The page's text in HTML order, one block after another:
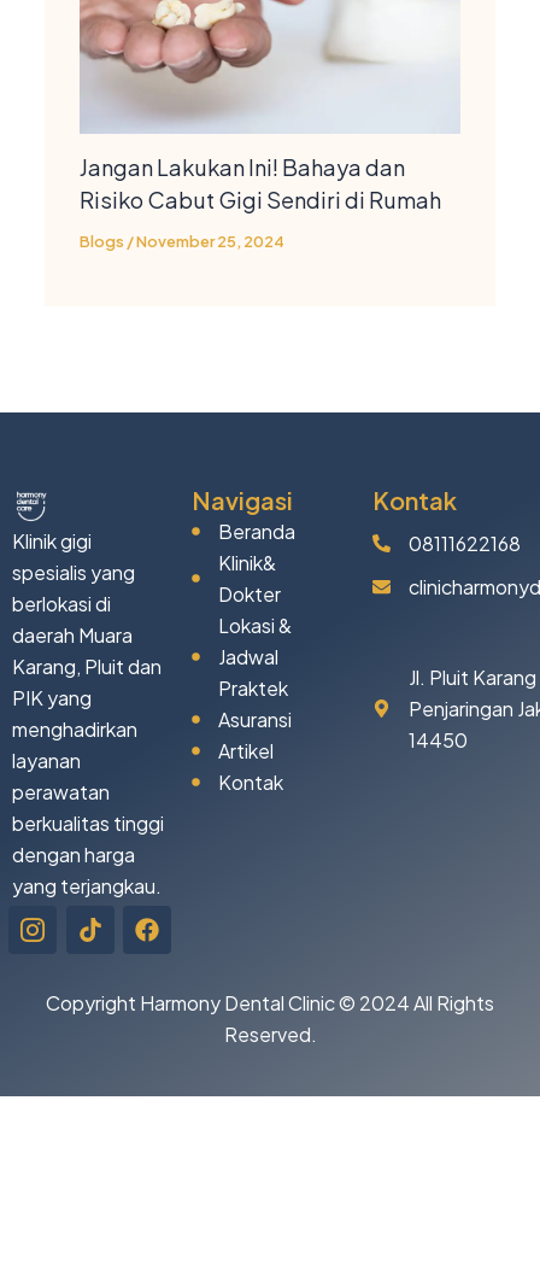
Jangan Lakukan Ini! Bahaya dan
Risiko Cabut Gigi Sendiri di Rumah
Blogs /November 25, 2024
Klinik gigi
spesialis yang
berlokasi di
daerah Muara
Karang, Pluit dan
PIK yang
menghadirkan
layanan
perawatan
berkualitas tinggi
dengan harga
yang terjangkau.
Icon-
instagram-
TiktokFacebook
Navigasi
Beranda
Klinik&
Dokter
Lokasi &
Jadwal
Praktek
Asuransi
Artikel
Kontak
Kontak
08111622168
Jl. Pluit
Penjaringan
14450
Copyright Harmony Dental Clinic © 2024 All Rights
Reserved.